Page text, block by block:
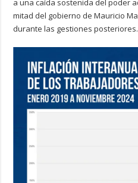
mitad del gobierno de Mauricio
durante las gestiones posteriores.